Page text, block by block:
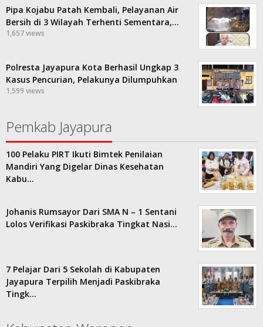
Pipa Kojabu Patah Kembali, Pelayanan Air
Bersih di 3 Wilayah Terhenti Sementara,…
1,657 views
Polresta Jayapura Kota Berhasil Ungkap 3
Kasus Pencurian, Pelakunya Dilumpuhkan
1,599 views
Pemkab Jayapura
100 Pelaku PIRT Ikuti Bimtek Penilaian
Mandiri Yang Digelar Dinas Kesehatan
Kabu…
Johanis Rumsayor Dari SMA N – 1 Sentani
Lolos Verifikasi Paskibraka Tingkat Nasi…
7 Pelajar Dari 5 Sekolah di Kabupaten
Jayapura Terpilih Menjadi Paskibraka
Tingk…